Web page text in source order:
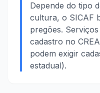
Depende do tipo
cultura, o SICAF
pregões.
cadastro no
podem exigir
estadual).